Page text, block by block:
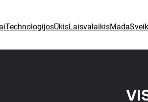
TechnologijosŪkisLaisvalaikisMada